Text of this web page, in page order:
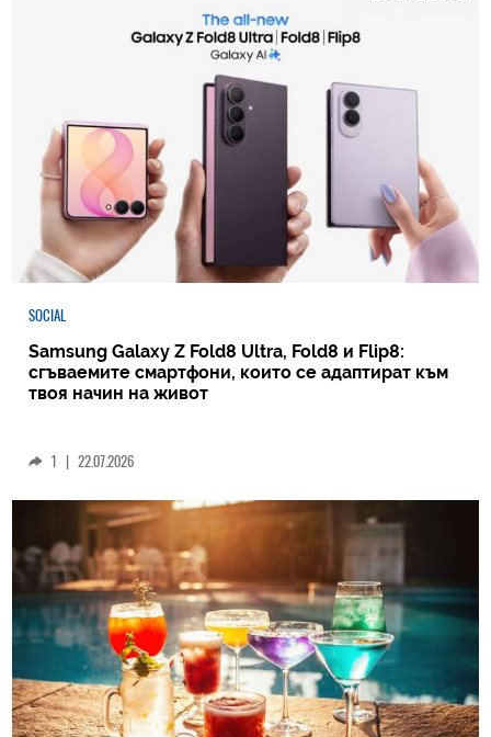
SOCIAL
Samsung Galaxy Z Fold8 Ultra, Fold8 и Flip8:
сгъваемите смартфони, които се адаптират към
твоя начин на живот
1 | 22.07.2026